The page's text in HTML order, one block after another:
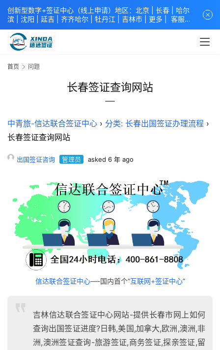
首页 问题
长春签证查询网站
中青旅-信达联合签证中心 › 分类: 长春出国签证办理流程 ›
长春签证查询网站
出国签证咨询 管理员 asked 6 年 ago
信达联合签证中心—-国内首个“互联网+签证中心”
吉林信达联合签证中心网站-提供长春市网上如何
查询出国签证进度?日韩,美国,加拿大,欧洲,澳洲,非
洲,澳洲签证查询-旅游签证,商务签证,探亲签证,留
创新型数字+签证中心（线上申请）地区：北京 | 长春
哈尔
滨
沈阳 延吉 | 齐齐哈尔 | 牡丹江 吉林市 | 更多 | 客服中
心
中青旅信达联合签证中心
学签证 商务签证 探亲签证 旅游签证 涉外公证 外交部认证 单
xindavisa01 免责声明：本站非政府网站，不隶属于大使馆！
提供服务机构：
.专业：留学签证 商务签证 探亲签证 旅游签证 涉外公证 外
交部认证 单（双认证），海牙认证。